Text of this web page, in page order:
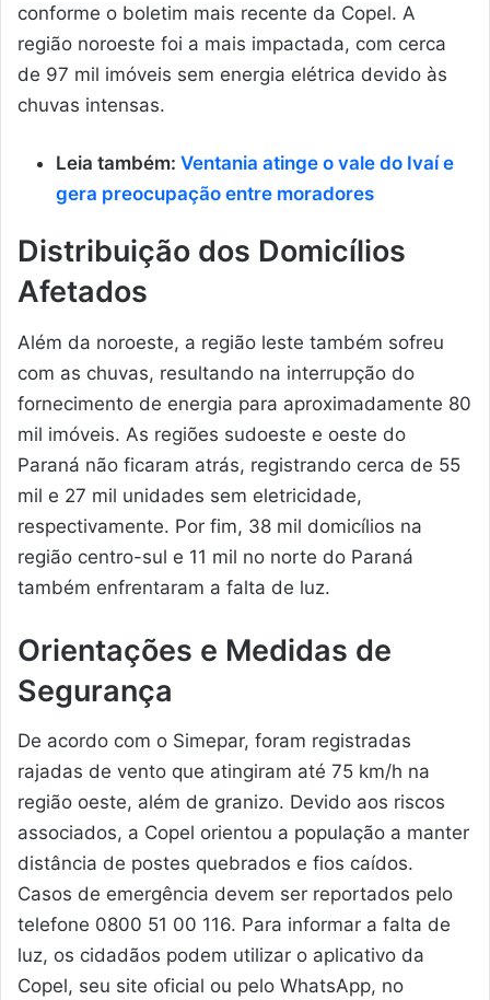
conforme o boletim mais recente da Copel. A
região noroeste foi a mais impactada, com cerca
de 97 mil imóveis sem energia elétrica devido às
chuvas intensas.
Leia também: Ventania atinge o vale do Ivaí e
gera preocupação entre moradores
Distribuição dos Domicílios
Afetados
Além da noroeste, a região leste também sofreu
com as chuvas, resultando na interrupção do
fornecimento de energia para aproximadamente 80
mil imóveis. As regiões sudoeste e oeste do
Paraná não ficaram atrás, registrando cerca de 55
mil e 27 mil unidades sem eletricidade,
respectivamente. Por fim, 38 mil domicílios na
região centro-sul e 11 mil no norte do Paraná
também enfrentaram a falta de luz.
Orientações e Medidas de
Segurança
De acordo com o Simepar, foram registradas
rajadas de vento que atingiram até 75 km/h na
região oeste, além de granizo. Devido aos riscos
associados, a Copel orientou a população a manter
distância de postes quebrados e fios caídos.
Casos de emergência devem ser reportados pelo
telefone 0800 51 00 116. Para informar a falta de
luz, os cidadãos podem utilizar o aplicativo da
Copel, seu site oficial ou pelo WhatsApp, no